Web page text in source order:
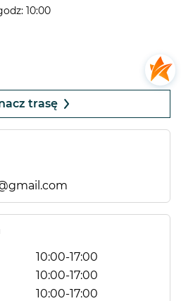
10:00
10:00-17:00
10:00-17:00
10:00-17:00
contributors
trasę